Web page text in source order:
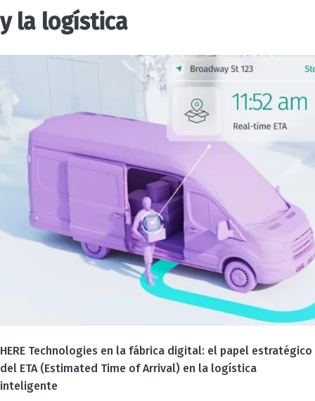
y la logística
HERE Technologies en la fábrica digital: el papel estratégico
del ETA (Estimated Time of Arrival) en la logística
inteligente